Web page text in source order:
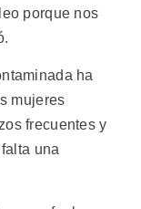
porque nos
ha
mujeres
frecuentes y
una